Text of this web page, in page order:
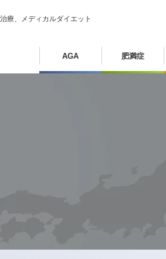
療、 メディカルダイエット
AGA 肥満症